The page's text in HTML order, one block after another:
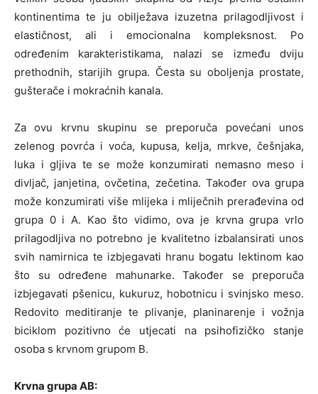
kontinentima te ju obilježava izuzetna prilagodljivost i
elastičnost, ali i emocionalna kompleksnost. Po
određenim karakteristikama, nalazi se između dviju
prethodnih, starijih grupa. Česta su oboljenja prostate,
gušterače i mokraćnih kanala.
Za ovu krvnu skupinu se preporuča povećani unos
zelenog povrća i voća, kupusa, kelja, mrkve, češnjaka,
luka i gljiva te se može konzumirati nemasno meso i
divljač, janjetina, ovčetina, zečetina. Također ova grupa
može konzumirati više mlijeka i mliječnih prerađevina od
grupa 0 i A. Kao što vidimo, ova je krvna grupa vrlo
prilagodljiva no potrebno je kvalitetno izbalansirati unos
svih namirnica te izbjegavati hranu bogatu lektinom kao
što su određene mahunarke. Također se preporuča
izbjegavati pšenicu, kukuruz, hobotnicu i svinjsko meso.
Redovito meditiranje te plivanje, planinarenje i vožnja
biciklom pozitivno će utjecati na psihofizičko stanje
osoba s krvnom grupom B.
Krvna grupa AB: